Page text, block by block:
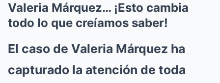
Valeria Márquez… ¡Esto cambia
todo lo que creíamos saber!
El caso de Valeria Márquez ha
capturado la atención de toda